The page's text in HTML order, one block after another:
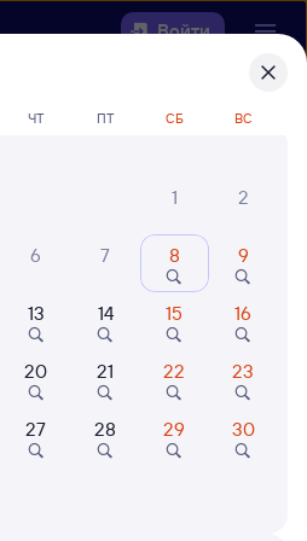
Войти
чтобы найтиж/д
Ния
поезда
ЧТ ПТ СБ ВС
1
2
6 7 8 9
13 14 15 16
20 21 22 23
27 28 29 30